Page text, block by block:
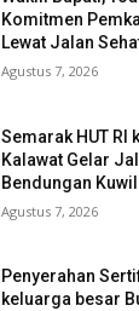
Komitmen
Lewat Jalan
Agustus 7, 2026
Semarak HUT RI
Kalawat Gelar
Bendungan
Agustus 7, 2026
Penyerahan
keluarga besar